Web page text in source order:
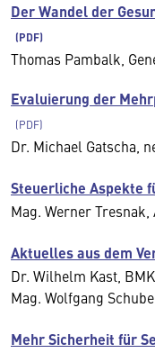
Der Wandel der
Thomas Pambalk,
Evaluierung der
Dr. Michael Gatscha,
Steuerliche Aspekte
Mag. Werner
Aktuelles aus dem
Dr. Wilhelm Kast, BMK
Mag. Wolfgang
Mehr Sicherheit für